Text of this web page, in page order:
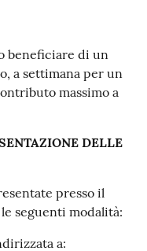
beneficiare di un
a settimana per un
massimo a
DELLE
presso il
seguenti modalità:
a: